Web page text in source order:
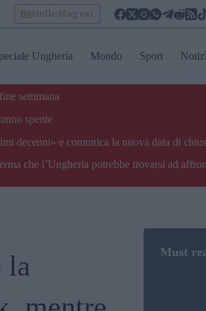
HelloMagyar
Ungheria Mondo Sport
settimana
spente
decenni» e comunica la nuova data di
che l’Ungheria potrebbe trovarsi ad
la